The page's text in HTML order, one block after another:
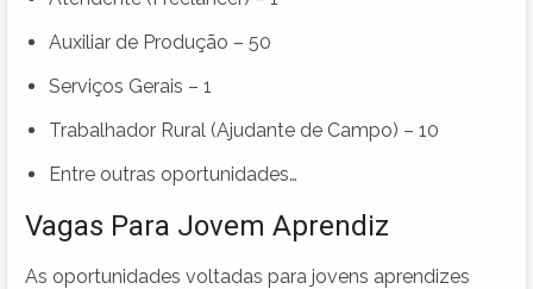
Auxiliar de Produção – 50
Serviços Gerais – 1
Trabalhador Rural (Ajudante de Campo) – 10
Entre outras oportunidades…
Vagas Para Jovem Aprendiz
As oportunidades voltadas para jovens aprendizes